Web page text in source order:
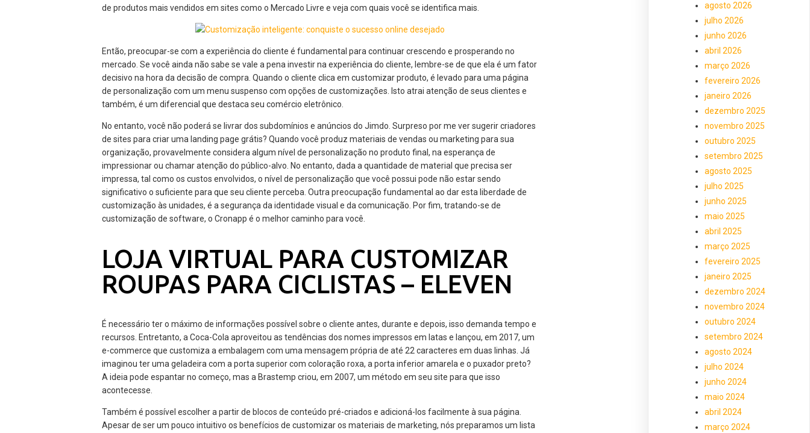
de produtos mais vendidos em sites como o Mercado Livre e veja com quais você se identifica mais.
Então, preocupar-se com a experiência do cliente é fundamental para continuar crescendo e prosperando no
mercado. Se você ainda não sabe se vale a pena investir na experiência do cliente, lembre-se de que ela é um fator
decisivo na hora da decisão de compra. Quando o cliente clica em customizar produto, é levado para uma página
de personalização com um menu suspenso com opções de customizações. Isto atrai atenção de seus clientes e
também, é um diferencial que destaca seu comércio eletrônico.
No entanto, você não poderá se livrar dos subdomínios e anúncios do Jimdo. Surpreso por me ver sugerir criadores
de sites para criar uma landing page grátis? Quando você produz materiais de vendas ou marketing para sua
organização, provavelmente considera algum nível de personalização no produto final, na esperança de
impressionar ou chamar atenção do público-alvo. No entanto, dada a quantidade de material que precisa ser
impressa, tal como os custos envolvidos, o nível de personalização que você possui pode não estar sendo
significativo o suficiente para que seu cliente perceba. Outra preocupação fundamental ao dar esta liberdade de
customização às unidades, é a segurança da identidade visual e da comunicação. Por fim, tratando-se de
customização de software, o Cronapp é o melhor caminho para você.
LOJA VIRTUAL PARA CUSTOMIZAR
ROUPAS PARA CICLISTAS – ELEVEN
É necessário ter o máximo de informações possível sobre o cliente antes, durante e depois, isso demanda tempo e
recursos. Entretanto, a Coca-Cola aproveitou as tendências dos nomes impressos em latas e lançou, em 2017, um
e-commerce que customiza a embalagem com uma mensagem própria de até 22 caracteres em duas linhas. Já
imaginou ter uma geladeira com a porta superior com coloração roxa, a porta inferior amarela e o puxador preto?
A ideia pode espantar no começo, mas a Brastemp criou, em 2007, um método em seu site para que isso
acontecesse.
Também é possível escolher a partir de blocos de conteúdo pré-criados e adicioná-los facilmente à sua página.
Apesar de ser um pouco intuitivo os benefícios de customizar os materiais de marketing, nós preparamos um lista
agosto 2026
julho 2026
junho 2026
abril 2026
março 2026
fevereiro 2026
janeiro 2026
dezembro 2025
novembro 2025
outubro 2025
setembro 2025
agosto 2025
julho 2025
junho 2025
maio 2025
abril 2025
março 2025
fevereiro 2025
janeiro 2025
dezembro 2024
novembro 2024
outubro 2024
setembro 2024
agosto 2024
julho 2024
junho 2024
maio 2024
abril 2024
março 2024